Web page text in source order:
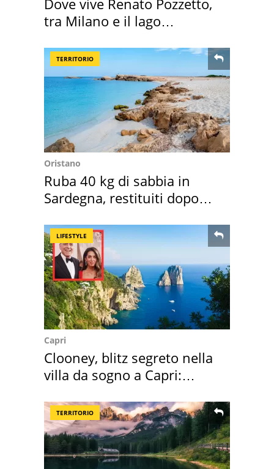
tra Milano e il lago
TERRITORIO
Oristano
Ruba 40 kg di sabbia in
Sardegna, restituiti dopo
LIFESTYLE
Capri
Clooney, blitz segreto nella
villa da sogno a Capri:
TERRITORIO